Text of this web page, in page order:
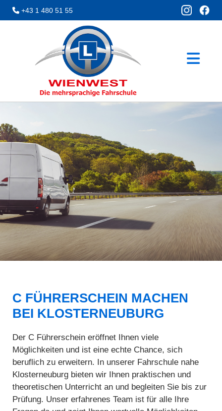
 +43 1 480 51 55
C FÜHRERSCHEIN MACHEN
BEI KLOSTERNEUBURG
Der C Führerschein eröffnet Ihnen viele
Möglichkeiten und ist eine echte Chance, sich
beruflich zu erweitern. In unserer Fahrschule nahe
Klosterneuburg bieten wir Ihnen praktischen und
theoretischen Unterricht an und begleiten Sie bis zur
Prüfung. Unser erfahrenes Team ist für alle Ihre